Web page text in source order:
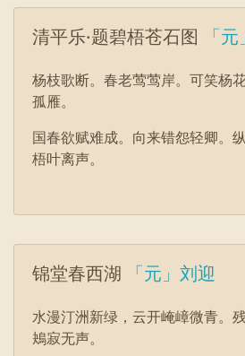
清平乐·题碧梧苍石图 「
杨枝歌断。春老莺莺岸。可笑杨
孤雁。
国春欲赋难成。向来错怨轻卿。
梧叶离声。
锦堂春西湖 「元」刘迎
水漫汀洲新绿，云开崦嶂微青。
鴂寂无声。